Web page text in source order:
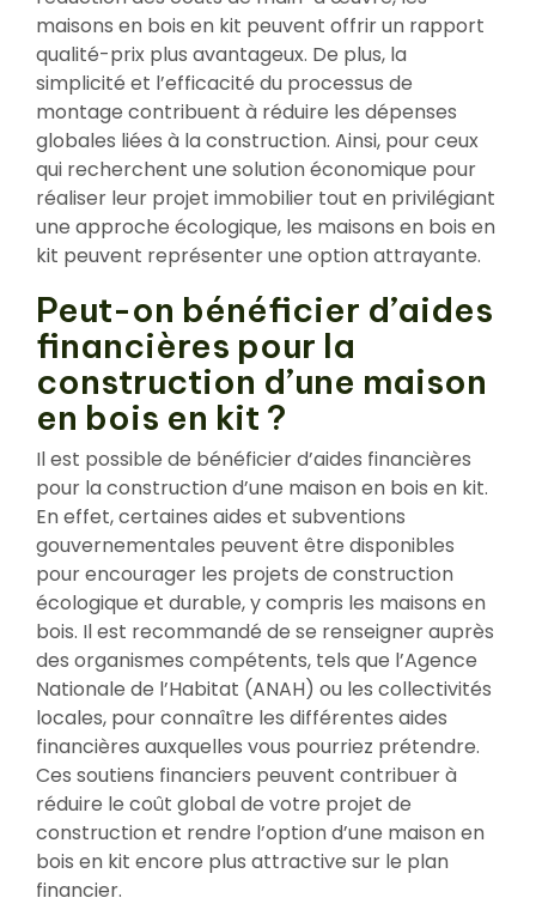
maisons en bois en kit peuvent offrir un rapport
qualité-prix plus avantageux. De plus, la
simplicité et l’efficacité du processus de
montage contribuent à réduire les dépenses
globales liées à la construction. Ainsi, pour ceux
qui recherchent une solution économique pour
réaliser leur projet immobilier tout en privilégiant
une approche écologique, les maisons en bois en
kit peuvent représenter une option attrayante.
Peut-on bénéficier d’aides
financières pour la
construction d’une maison
en bois en kit ?
Il est possible de bénéficier d’aides financières
pour la construction d’une maison en bois en kit.
En effet, certaines aides et subventions
gouvernementales peuvent être disponibles
pour encourager les projets de construction
écologique et durable, y compris les maisons en
bois. Il est recommandé de se renseigner auprès
des organismes compétents, tels que l’Agence
Nationale de l’Habitat (ANAH) ou les collectivités
locales, pour connaître les différentes aides
financières auxquelles vous pourriez prétendre.
Ces soutiens financiers peuvent contribuer à
réduire le coût global de votre projet de
construction et rendre l’option d’une maison en
bois en kit encore plus attractive sur le plan
financier.